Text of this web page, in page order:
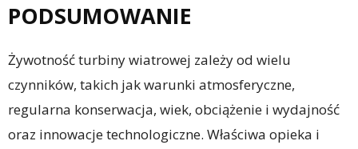
PODSUMOWANIE
Żywotność turbiny wiatrowej zależy od wielu
czynników, takich jak warunki atmosferyczne,
regularna konserwacja, wiek, obciążenie i wydajność
oraz innowacje technologiczne. Właściwa opieka i